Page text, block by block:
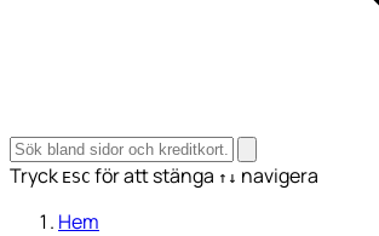
Tryck ESC för att stänga ↑↓ navigera
Hem